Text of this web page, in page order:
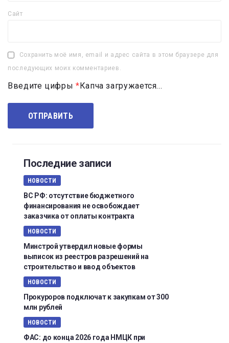
Сайт
Сохранить моё имя, email и адрес сайта в этом браузере для
последующих моих комментариев.
Введите цифры * Капча загружается...
Последние записи
НОВОСТИ
ВС РФ: отсутствие бюджетного
финансирования не освобождает
заказчика от оплаты контракта
НОВОСТИ
Минстрой утвердил новые формы
выписок из реестров разрешений на
строительство и ввод объектов
НОВОСТИ
Прокуроров подключат к закупкам от 300
млн рублей
НОВОСТИ
ФАС: до конца 2026 года НМЦК при